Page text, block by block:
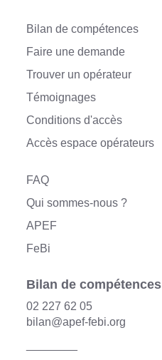
Bilan de compétences
Faire une demande
Trouver un opérateur
Témoignages
Conditions d'accès
Accès espace opérateurs
FAQ
Qui sommes-nous ?
APEF
FeBi
Bilan de compétences
02 227 62 05
bilan@apef-febi.org